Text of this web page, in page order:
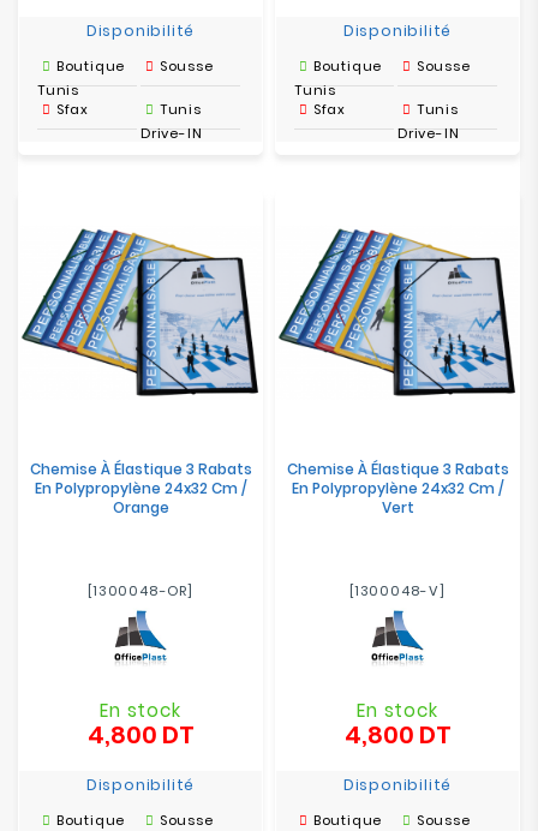
Disponibilité
Boutique
Tunis
Sousse
Sfax
Tunis
Drive-IN
Disponibilité
Boutique
Tunis
Sousse
Sfax
Tunis
Drive-IN
Chemise À Élastique 3 Rabats
En Polypropylène 24x32 Cm /
Orange
[1300048-OR]
En stock
4,800 DTPrix
Disponibilité
Boutique
Sousse
Chemise À Élastique 3 Rabats
En Polypropylène 24x32 Cm /
Vert
[1300048-V]
En stock
4,800 DTPrix
Disponibilité
Boutique
Sousse